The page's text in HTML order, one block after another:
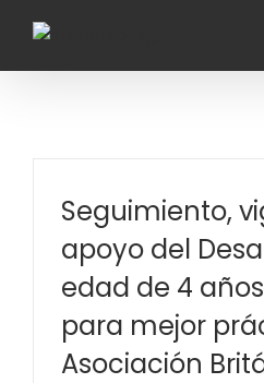
contenido
Seguimiento,
apoyo del
edad de 4
para mejor
Asociación